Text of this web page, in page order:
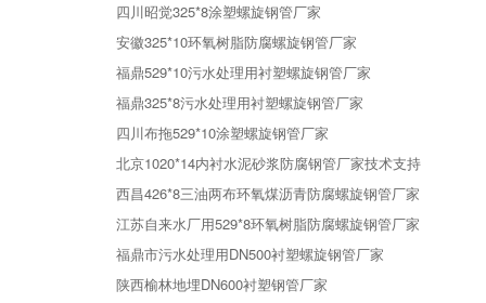
四川昭觉325*8涂塑螺旋钢管厂家
安徽325*10环氧树脂防腐螺旋钢管厂家
福鼎529*10污水处理用衬塑螺旋钢管厂家
福鼎325*8污水处理用衬塑螺旋钢管厂家
四川布拖529*10涂塑螺旋钢管厂家
北京1020*14内衬水泥砂浆防腐钢管厂家技术支持
西昌426*8三油两布环氧煤沥青防腐螺旋钢管厂家
江苏自来水厂用529*8环氧树脂防腐螺旋钢管厂家
福鼎市污水处理用DN500衬塑螺旋钢管厂家
陕西榆林地埋DN600衬塑钢管厂家